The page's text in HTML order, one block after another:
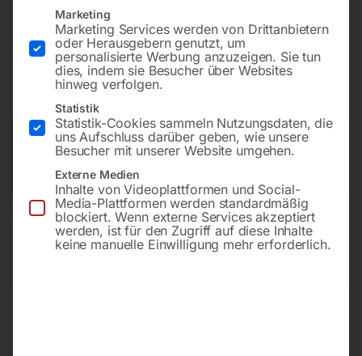
98,40
inkl. MwSt. zzgl.Versandkosten
ca. 3 – 5 Werktage
Versandkosten Standard (Österreich):€15,00
Bitte beachten Sie: Die Versandkosten gelten für Österreich.
Andere Länder können abweichen.
In den Warenkorb
Marketing
Marketing Services werden von Drittanbietern
oder Herausgebern genutzt, um
personalisierte Werbung anzuzeigen. Sie tun
dies, indem sie Besucher über Websites
hinweg verfolgen.
Statistik
Statistik-Cookies sammeln Nutzungsdaten, die
uns Aufschluss darüber geben, wie unsere
Besucher mit unserer Website umgehen.
Externe Medien
Inhalte von Videoplattformen und Social-
Media-Plattformen werden standardmäßig
blockiert. Wenn externe Services akzeptiert
werden, ist für den Zugriff auf diese Inhalte
keine manuelle Einwilligung mehr erforderlich.